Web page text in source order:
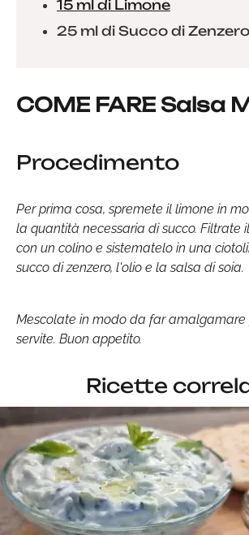
15 ml di Limone
25 ml di Succo di
COME FARE Salsa
Procedimento
Per prima cosa, spremete il limone in
la quantità necessaria di succo. Filtrate
con un colino e sistematelo in una
succo di zenzero, l'olio e la salsa di soia.
Mescolate in modo da far amalgamare
servite. Buon appetito.
Ricette